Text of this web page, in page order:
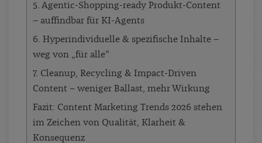
5. Agentic-Shopping-ready Produkt-Content
– auffindbar für KI-Agents
6. Hyperindividuelle & spezifische Inhalte –
weg von „für alle“
7. Cleanup, Recycling & Impact-Driven
Content – weniger Ballast, mehr Wirkung
Fazit: Content Marketing Trends 2026 stehen
im Zeichen von Qualität, Klarheit &
Konsequenz